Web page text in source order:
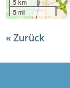
5 mi
Zurück